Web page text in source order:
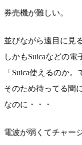
券売機が難しい。
並びながら遠目に見
しかもSuicaなどの
「Suica使えるのか
そのため待ってる間
なのに・・・
電波が弱くてチャー